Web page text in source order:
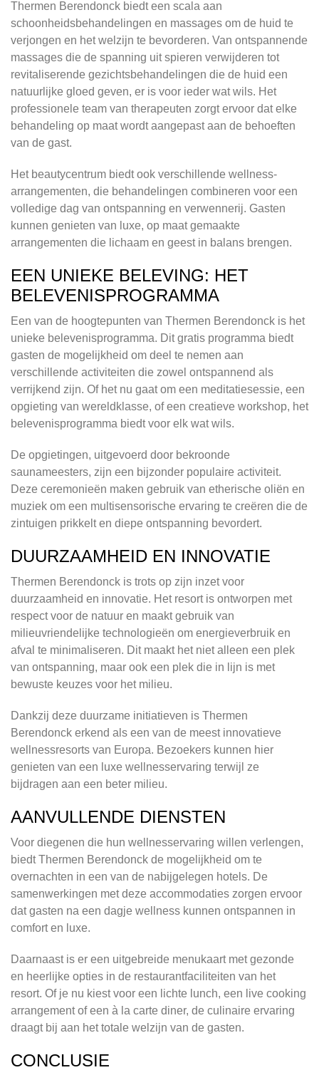
Thermen Berendonck biedt een scala aan
schoonheidsbehandelingen en massages om de huid te
verjongen en het welzijn te bevorderen. Van ontspannende
massages die de spanning uit spieren verwijderen tot
revitaliserende gezichtsbehandelingen die de huid een
natuurlijke gloed geven, er is voor ieder wat wils. Het
professionele team van therapeuten zorgt ervoor dat elke
behandeling op maat wordt aangepast aan de behoeften
van de gast.
Het beautycentrum biedt ook verschillende wellness-
arrangementen, die behandelingen combineren voor een
volledige dag van ontspanning en verwennerij. Gasten
kunnen genieten van luxe, op maat gemaakte
arrangementen die lichaam en geest in balans brengen.
EEN UNIEKE BELEVING: HET
BELEVENISPROGRAMMA
Een van de hoogtepunten van Thermen Berendonck is het
unieke belevenisprogramma. Dit gratis programma biedt
gasten de mogelijkheid om deel te nemen aan
verschillende activiteiten die zowel ontspannend als
verrijkend zijn. Of het nu gaat om een meditatiesessie, een
opgieting van wereldklasse, of een creatieve workshop, het
belevenisprogramma biedt voor elk wat wils.
De opgietingen, uitgevoerd door bekroonde
saunameesters, zijn een bijzonder populaire activiteit.
Deze ceremonieën maken gebruik van etherische oliën en
muziek om een multisensorische ervaring te creëren die de
zintuigen prikkelt en diepe ontspanning bevordert.
DUURZAAMHEID EN INNOVATIE
Thermen Berendonck is trots op zijn inzet voor
duurzaamheid en innovatie. Het resort is ontworpen met
respect voor de natuur en maakt gebruik van
milieuvriendelijke technologieën om energieverbruik en
afval te minimaliseren. Dit maakt het niet alleen een plek
van ontspanning, maar ook een plek die in lijn is met
bewuste keuzes voor het milieu.
Dankzij deze duurzame initiatieven is Thermen
Berendonck erkend als een van de meest innovatieve
wellnessresorts van Europa. Bezoekers kunnen hier
genieten van een luxe wellnesservaring terwijl ze
bijdragen aan een beter milieu.
AANVULLENDE DIENSTEN
Voor diegenen die hun wellnesservaring willen verlengen,
biedt Thermen Berendonck de mogelijkheid om te
overnachten in een van de nabijgelegen hotels. De
samenwerkingen met deze accommodaties zorgen ervoor
dat gasten na een dagje wellness kunnen ontspannen in
comfort en luxe.
Daarnaast is er een uitgebreide menukaart met gezonde
en heerlijke opties in de restaurantfaciliteiten van het
resort. Of je nu kiest voor een lichte lunch, een live cooking
arrangement of een à la carte diner, de culinaire ervaring
draagt bij aan het totale welzijn van de gasten.
CONCLUSIE